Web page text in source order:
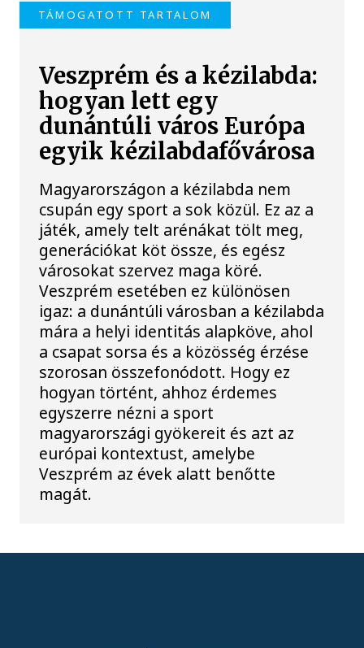
TÁMOGATOTT TARTALOM
Veszprém és a kézilabda:
hogyan lett egy
dunántúli város Európa
egyik kézilabdafővárosa
Magyarországon a kézilabda nem
csupán egy sport a sok közül. Ez az a
játék, amely telt arénákat tölt meg,
generációkat köt össze, és egész
városokat szervez maga köré.
Veszprém esetében ez különösen
igaz: a dunántúli városban a kézilabda
mára a helyi identitás alapköve, ahol
a csapat sorsa és a közösség érzése
szorosan összefonódott. Hogy ez
hogyan történt, ahhoz érdemes
egyszerre nézni a sport
magyarországi gyökereit és azt az
európai kontextust, amelybe
Veszprém az évek alatt benőtte
magát.